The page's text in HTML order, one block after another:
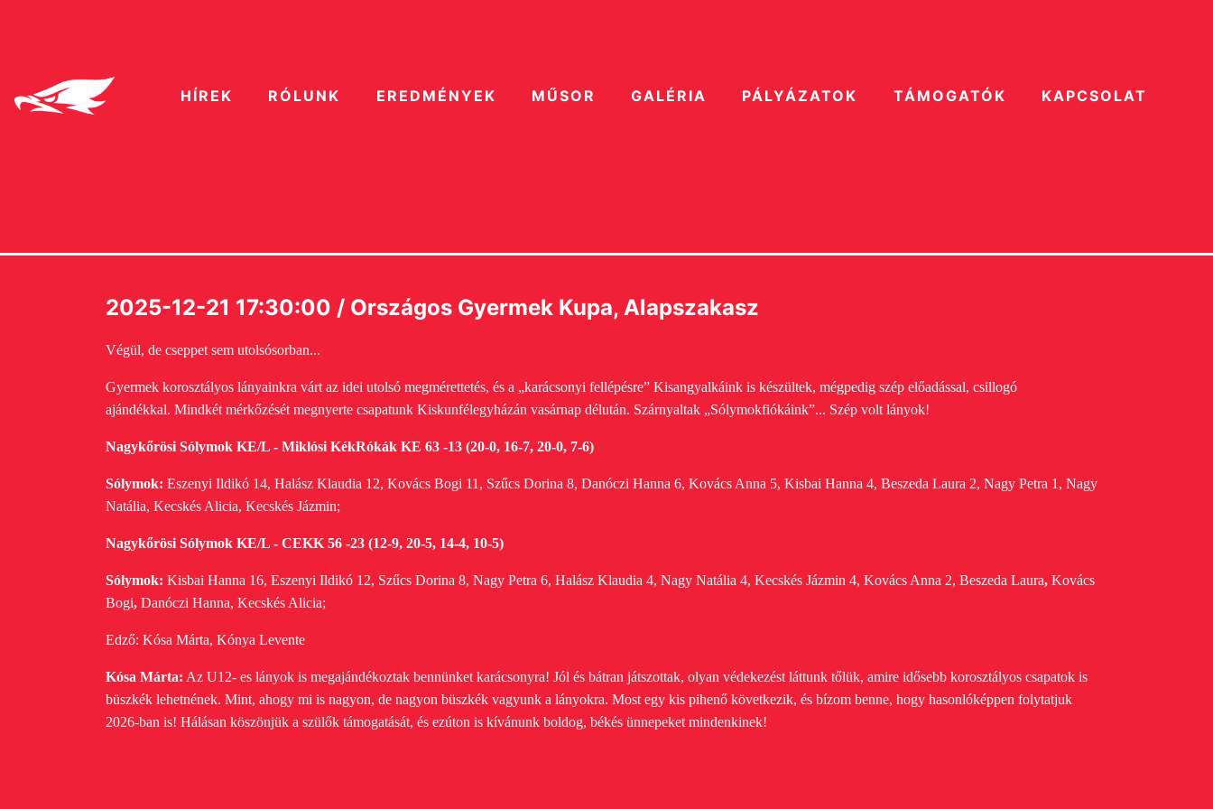
HÍREK RÓLUNK EREDMÉNYEK MŰSOR GALÉRIA PÁLYÁZATOK TÁMOGATÓK KAPCSOLAT
2025-12-21 17:30:00 / Országos Gyermek Kupa, Alapszakasz
Végül, de cseppet sem utolsósorban...
Gyermek korosztályos lányainkra várt az idei utolsó megmérettetés, és a „karácsonyi fellépésre” Kisangyalkáink is készültek, mégpedig szép előadással, csillogó
ajándékkal. Mindkét mérkőzését megnyerte csapatunk Kiskunfélegyházán vasárnap délután. Szárnyaltak „Sólymokfiókáink”... Szép volt lányok!
Nagykőrösi Sólymok KE/L - Miklósi KékRókák KE 63 -13 (20-0, 16-7, 20-0, 7-6)
Sólymok: Eszenyi Ildikó 14, Halász Klaudia 12, Kovács Bogi 11, Szűcs Dorina 8, Danóczi Hanna 6, Kovács Anna 5, Kisbai Hanna 4, Beszeda Laura 2, Nagy Petra 1, Nagy
Natália, Kecskés Alicia, Kecskés Jázmin;
Nagykőrösi Sólymok KE/L - CEKK 56 -23 (12-9, 20-5, 14-4, 10-5)
Sólymok: Kisbai Hanna 16, Eszenyi Ildikó 12, Szűcs Dorina 8, Nagy Petra 6, Halász Klaudia 4, Nagy Natália 4, Kecskés Jázmin 4, Kovács Anna 2, Beszeda Laura, Kovács
Bogi, Danóczi Hanna, Kecskés Alicia;
Edző: Kósa Márta, Kónya Levente
Kósa Márta: Az U12- es lányok is megajándékoztak bennünket karácsonyra! Jól és bátran játszottak, olyan védekezést láttunk tőlük, amire idősebb korosztályos csapatok is
büszkék lehetnének. Mint, ahogy mi is nagyon, de nagyon büszkék vagyunk a lányokra. Most egy kis pihenő következik, és bízom benne, hogy hasonlóképpen folytatjuk
2026-ban is! Hálásan köszönjük a szülők támogatását, és ezúton is kívánunk boldog, békés ünnepeket mindenkinek!